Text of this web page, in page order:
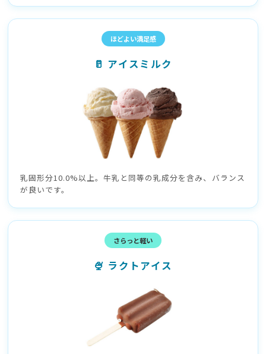
ほどよい満足感
🥛 アイスミルク
乳固形分10.0%以上。牛乳と同等の乳成分を含み、バランス
が良いです。
さらっと軽い
🍨 ラクトアイス